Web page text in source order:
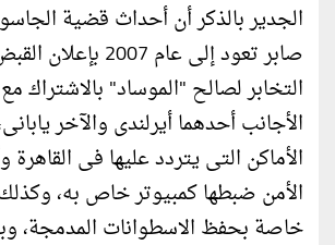
الجدير بالذكر أن أحداث قضية
صابر تعود إلى عام
التخابر لصالح "الموساد" بالاشتراك
الأجانب أحدهما أيرلندى والآخر
الأماكن التى يتردد عليها فى
الأمن ضبطها كمبيوتر خاص به،
خاصة بحفظ الاسطوانات المدمجة،